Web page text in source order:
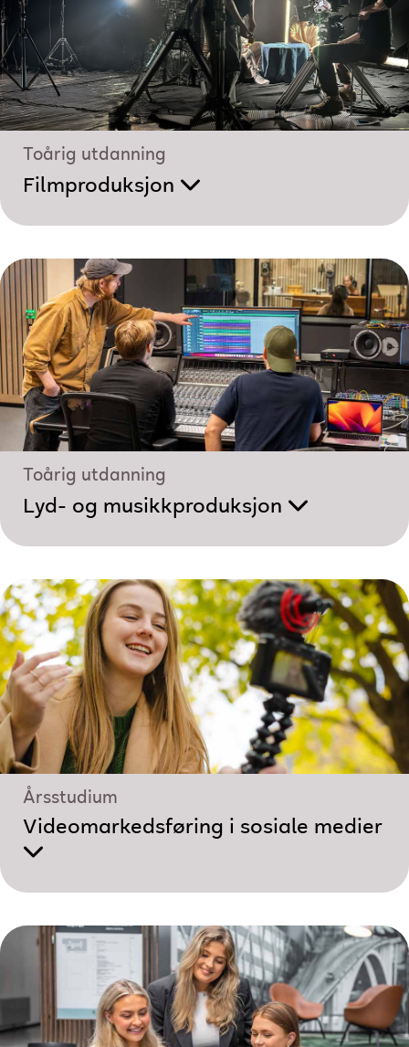
Toårig utdanning
Filmproduksjon
Toårig utdanning
Lyd- og musikk­produksjon
Årsstudium
Videomarkedsføring i sosiale medier